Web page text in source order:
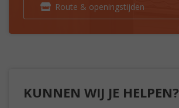
Route & openingstijden
KUNNEN WIJ JE HELPEN?